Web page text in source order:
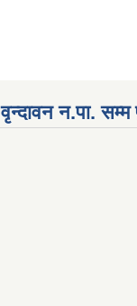
वृन्दावन न.पा.